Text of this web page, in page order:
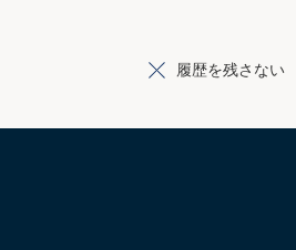
履歴を残さない